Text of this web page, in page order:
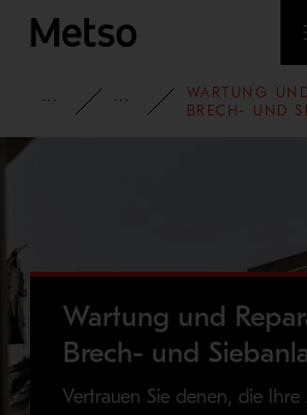
Zum Hauptinhalt
GESTEINSAUFBEREITUNG
SERVICES
WARTUNG
BRECH- UND
Wartung und
Brech- und
Vertrauen Sie denen, die